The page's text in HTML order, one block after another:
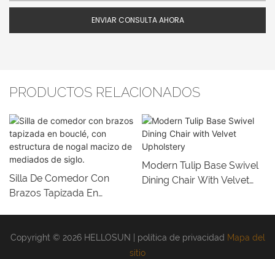
ENVIAR CONSULTA AHORA
PRODUCTOS RELACIONADOS
Silla De Comedor Con
Brazos Tapizada En
Mediados De Siglo.
Modern Tulip Base Swivel
Dining Chair With Velvet
Copyright © 2026 HELLOSUN | política de privacidad Mapa del
sitio